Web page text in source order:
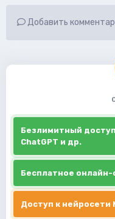
Добавить
Безлимитный
ChatGPT и др.
Бесплатное
Доступ к нейросети